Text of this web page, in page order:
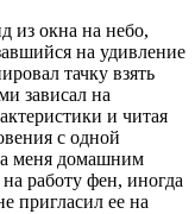
из окна на небо,
на удивление
тачку взять
зависал на
и читая
с одной
меня домашним
работу фен, иногда
пригласил ее на